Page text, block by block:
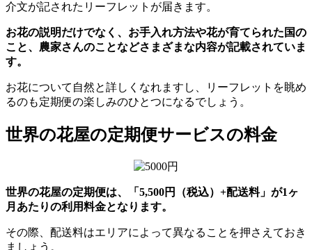
介文が記されたリーフレットが届きます。
お花の説明だけでなく、お手入れ方法や花が育てられた国の
こと、農家さんのことなどさまざまな内容が記載されていま
す。
お花について自然と詳しくなれますし、リーフレットを眺め
るのも定期便の楽しみのひとつになるでしょう。
世界の花屋の定期便サービスの料金
世界の花屋の定期便は、「5,500円（税込）+配送料」が1ヶ
月あたりの利用料金となります。
その際、配送料はエリアによって異なることを押さえておき
ましょう。